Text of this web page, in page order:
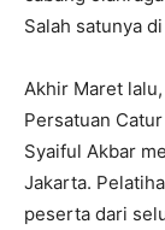
Salah satunya
Akhir Maret
Persatuan
Syaiful Akbar
Jakarta.
peserta dari